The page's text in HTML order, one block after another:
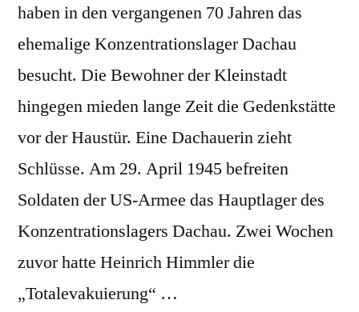
haben in den vergangenen 70 Jahren das
ehemalige Konzentrationslager Dachau
besucht. Die Bewohner der Kleinstadt
hingegen mieden lange Zeit die Gedenkstätte
vor der Haustür. Eine Dachauerin zieht
Schlüsse. Am 29. April 1945 befreiten
Soldaten der US-Armee das Hauptlager des
Konzentrationslagers Dachau. Zwei Wochen
zuvor hatte Heinrich Himmler die
„Totalevakuierung“ …